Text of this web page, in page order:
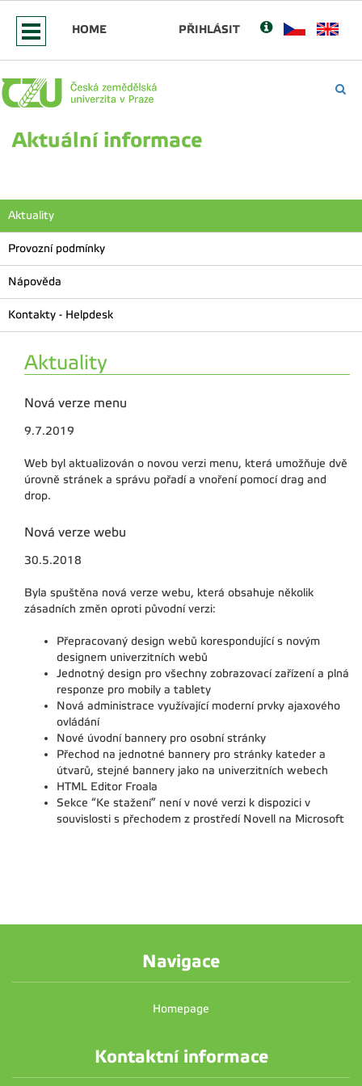
HOME PŘIHLÁSIT
Aktuální informace
Aktuality
Provozní podmínky
Nápověda
Kontakty - Helpdesk
Aktuality
Nová verze menu
9.7.2019
Web byl aktualizován o novou verzi menu, která umožňuje dvě
úrovně stránek a správu pořadí a vnoření pomocí drag and
drop.
Nová verze webu
30.5.2018
Byla spuštěna nová verze webu, která obsahuje několik
zásadních změn oproti původní verzi:
Přepracovaný design webů korespondující s novým
designem univerzitních webů
Jednotný design pro všechny zobrazovací zařízení a plná
responze pro mobily a tablety
Nová administrace využívající moderní prvky ajaxového
ovládání
Nové úvodní bannery pro osobní stránky
Přechod na jednotné bannery pro stránky kateder a
útvarů, stejné bannery jako na univerzitních webech
HTML Editor Froala
Sekce “Ke stažení” není v nové verzi k dispozici v
souvislosti s přechodem z prostředí Novell na Microsoft
Navigace
Homepage
Kontaktní informace